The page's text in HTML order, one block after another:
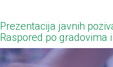
Prezentacija javnih
Raspored po gradovima